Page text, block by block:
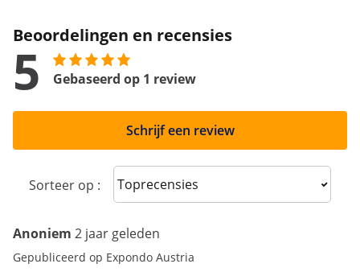
Beoordelingen en recensies
5 Gebaseerd op 1 review
Schrijf een review
Sorteer op : Sort reviews
Anoniem 2 jaar geleden
Gepubliceerd op Expondo Austria